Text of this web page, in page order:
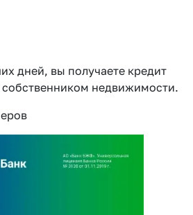
дней, вы получаете кредит
собственником недвижимости.